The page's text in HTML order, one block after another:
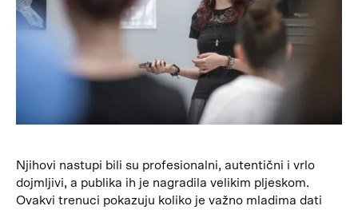
Njihovi nastupi bili su profesionalni, autentični i vrlo
dojmljivi, a publika ih je nagradila velikim pljeskom.
Ovakvi trenuci pokazuju koliko je važno mladima dati